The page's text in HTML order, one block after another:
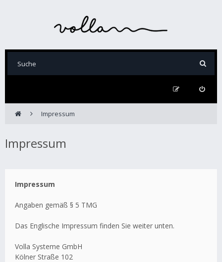
Impressum
Impressum
Impressum
Angaben gemäß § 5 TMG
Das Englische Impressum finden Sie weiter unten.
Volla Systeme GmbH
Kölner Straße 102